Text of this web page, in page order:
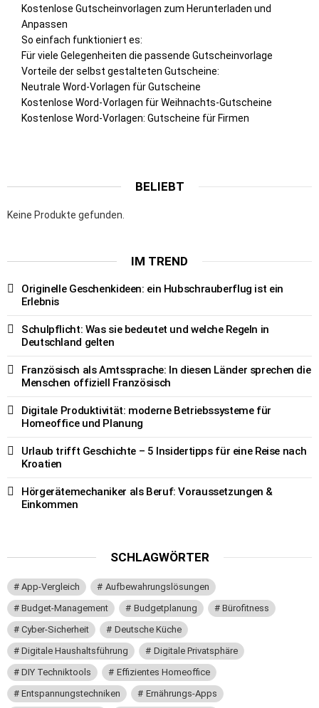
Kostenlose Gutscheinvorlagen zum Herunterladen und
Anpassen
So einfach funktioniert es:
Für viele Gelegenheiten die passende Gutscheinvorlage
Vorteile der selbst gestalteten Gutscheine:
Neutrale Word-Vorlagen für Gutscheine
Kostenlose Word-Vorlagen für Weihnachts-Gutscheine
Kostenlose Word-Vorlagen: Gutscheine für Firmen
BELIEBT
Keine Produkte gefunden.
IM TREND
Originelle Geschenkideen: ein Hubschrauberflug ist ein
Erlebnis
Schulpflicht: Was sie bedeutet und welche Regeln in
Deutschland gelten
Französisch als Amtssprache: In diesen Länder sprechen die
Menschen offiziell Französisch
Digitale Produktivität: moderne Betriebssysteme für
Homeoffice und Planung
Urlaub trifft Geschichte – 5 Insidertipps für eine Reise nach
Kroatien
Hörgerätemechaniker als Beruf: Voraussetzungen &
Einkommen
SCHLAGWÖRTER
App-Vergleich
Aufbewahrungslösungen
Budget-Management
Budgetplanung
Bürofitness
Cyber-Sicherheit
Deutsche Küche
Digitale Haushaltsführung
Digitale Privatsphäre
DIY Techniktools
Effizientes Homeoffice
Entspannungstechniken
Ernährungs-Apps